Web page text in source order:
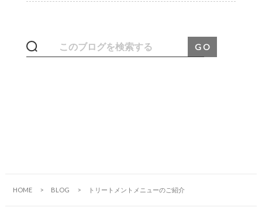
HOME BLOG トリートメントメニューのご紹介